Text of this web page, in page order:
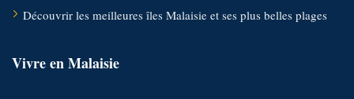
Découvrir les meilleures îles Malaisie et ses plus belles plages
Vivre en Malaisie